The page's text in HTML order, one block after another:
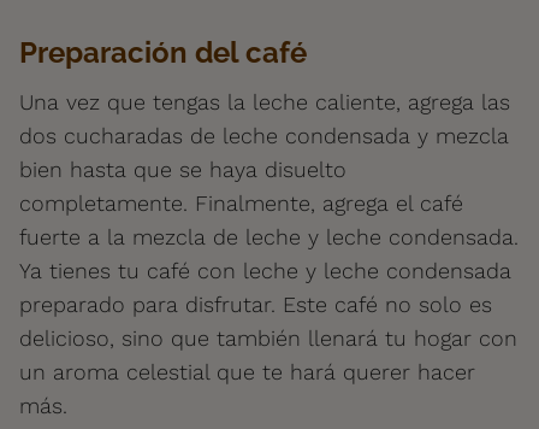
Preparación del café
Una vez que tengas la leche caliente, agrega las
dos cucharadas de leche condensada y mezcla
bien hasta que se haya disuelto
completamente. Finalmente, agrega el café
fuerte a la mezcla de leche y leche condensada.
Ya tienes tu café con leche y leche condensada
preparado para disfrutar. Este café no solo es
delicioso, sino que también llenará tu hogar con
un aroma celestial que te hará querer hacer
más.